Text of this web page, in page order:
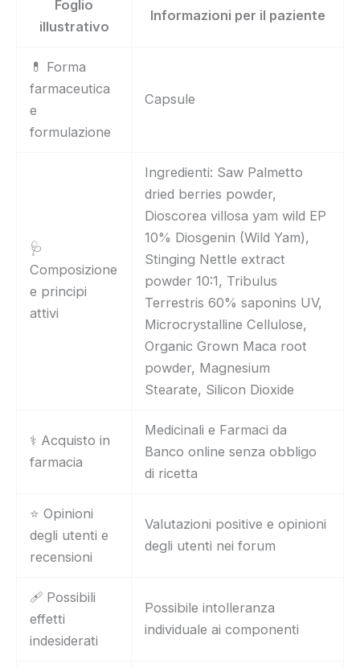
Foglio
illustrativo
Informazioni per il paziente
💊 Forma
farmaceutica
e
formulazione
Capsule
🩺
Composizione
e principi
attivi
Ingredienti: Saw Palmetto
dried berries powder,
Dioscorea villosa yam wild EP
10% Diosgenin (Wild Yam),
Stinging Nettle extract
powder 10:1, Tribulus
Terrestris 60% saponins UV,
Microcrystalline Cellulose,
Organic Grown Maca root
powder, Magnesium
Stearate, Silicon Dioxide
⚕️ Acquisto in
farmacia
Medicinali e Farmaci da
Banco online senza obbligo
di ricetta
⭐ Opinioni
degli utenti e
recensioni
Valutazioni positive e opinioni
degli utenti nei forum
🩹 Possibili
effetti
indesiderati
Possibile intolleranza
individuale ai componenti